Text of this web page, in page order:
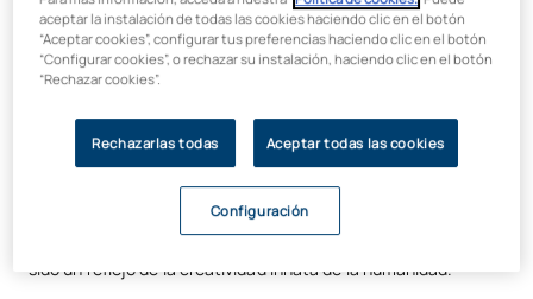
Instrumental
En este artículo, exploraremos cómo los músicos canalizan su
creatividad para romper barreras, fusionar géneros y dejar su
educación musical e instrumental.
La historia de lapedagogía musicalla creatividad musical es
un relato fascinante que se remonta a los albores de la
humanidad. Desde los primeros rituales ceremoniales hasta
las complejas composiciones contemporáneas, la música ha
sido un reflejo de la creatividad innata de la humanidad.
aceptar la instalación de todas las cookies haciendo clic en el botón
“Aceptar cookies”, configurar tus preferencias haciendo clic en el botón
“Configurar cookies”, o rechazar su instalación, haciendo clic en el botón
“Rechazar cookies”.
Rechazarlas todas Aceptar todas las cookies
Configuración